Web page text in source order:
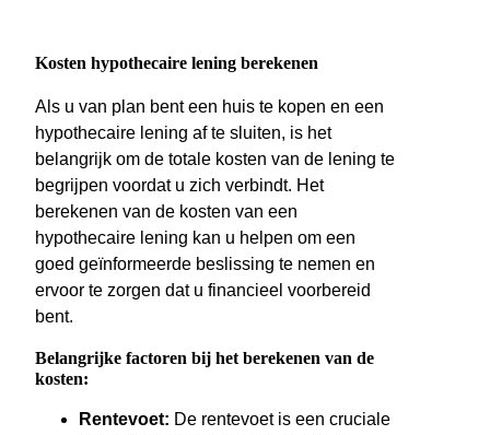
Kosten hypothecaire lening berekenen
Als u van plan bent een huis te kopen en een
hypothecaire lening af te sluiten, is het
belangrijk om de totale kosten van de lening te
begrijpen voordat u zich verbindt. Het
berekenen van de kosten van een
hypothecaire lening kan u helpen om een
goed geïnformeerde beslissing te nemen en
ervoor te zorgen dat u financieel voorbereid
bent.
Belangrijke factoren bij het berekenen van de
kosten:
Rentevoet: De rentevoet is een cruciale